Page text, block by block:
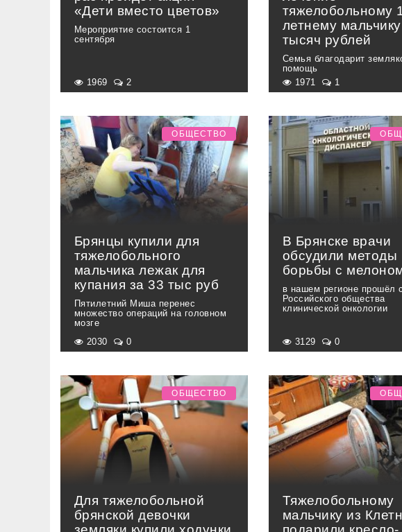
«Дети вместо цветов»
Мероприятие состоится 1
сентября
1969 2
тяжелобольному
летнему
тысяч рублей
Семья благодарит
помощь
1971 1
Брянцы купили для
тяжелобольного
мальчика лежак для
купания за 33 тыс руб
Пятилетний Миша перенес
множество операций на головном
мозге
ОБЩЕСТВО
2030 0
В Брянске врачи
обсудили методы
борьбы с
в нашем регионе прошёл
Российского общества
клинической онкологии
3129 0
Для тяжелобольной
брянской девочки
ОБЩЕСТВО
Тяжелобольному
мальчику из